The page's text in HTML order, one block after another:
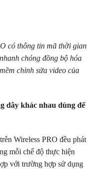
có thông tin mã thời gian
chóng đồng bộ hóa
chỉnh sửa video của
dây khác nhau dùng để
Wireless PRO đều phát
mỗi chế độ thực hiện
với trường hợp sử dụng